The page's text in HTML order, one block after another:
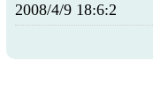
2008/4/9 18:6:2